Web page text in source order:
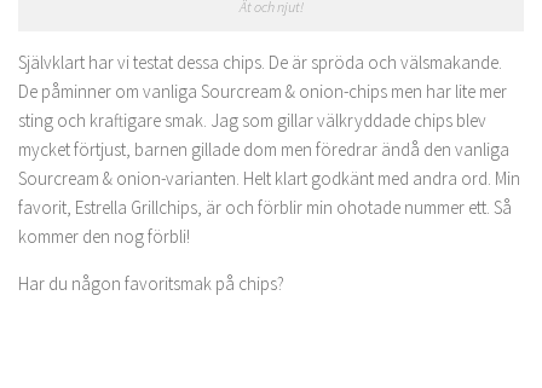
Ät och njut!
Självklart har vi testat dessa chips. De är spröda och välsmakande.
De påminner om vanliga Sourcream & onion-chips men har lite mer
sting och kraftigare smak. Jag som gillar välkryddade chips blev
mycket förtjust, barnen gillade dom men föredrar ändå den vanliga
Sourcream & onion-varianten. Helt klart godkänt med andra ord. Min
favorit, Estrella Grillchips, är och förblir min ohotade nummer ett. Så
kommer den nog förbli!
Har du någon favoritsmak på chips?